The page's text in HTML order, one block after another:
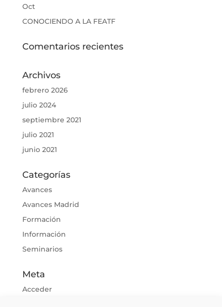
Oct
CONOCIENDO A LA FEATF
Comentarios recientes
Archivos
febrero 2026
julio 2024
septiembre 2021
julio 2021
junio 2021
Categorías
Avances
Avances Madrid
Formación
Información
Seminarios
Meta
Acceder